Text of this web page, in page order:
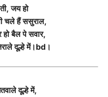
जय हो
चले हैं ससुराल,
हो बैल पे सवार,
दूल्हे में।bd।
दूल्हे में,